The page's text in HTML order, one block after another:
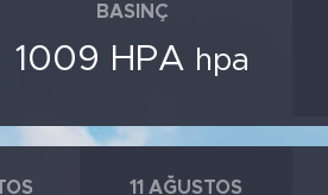
BASINÇ
1009 HPA hpa
11 AĞUSTOS